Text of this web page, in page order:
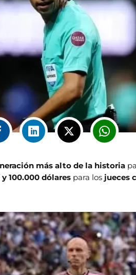
más alto de la historia
100.000 dólares para los jueces